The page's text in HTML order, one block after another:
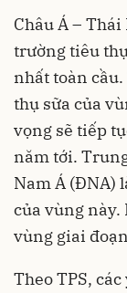
Châu Á –
trường tiêu
nhất toàn
thụ sữa của
vọng sẽ tiếp
năm tới.
Nam Á (ĐNA)
của vùng này.
vùng giai
Theo TPS,